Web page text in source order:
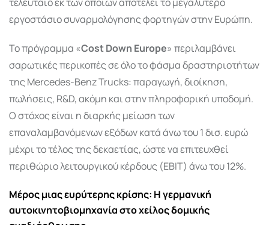
εργοστάσιο συναρμολόγησης φορτηγών στην Ευρώπη.
Το πρόγραμμα «Cost Down Europe» περιλαμβάνει
σαρωτικές περικοπές σε όλο το φάσμα δραστηριοτήτων
της Mercedes-Benz Trucks: παραγωγή, διοίκηση,
πωλήσεις, R&D, ακόμη και στην πληροφορική υποδομή.
Ο στόχος είναι η διαρκής μείωση των
επαναλαμβανόμενων εξόδων κατά άνω του 1 δισ. ευρώ
μέχρι το τέλος της δεκαετίας, ώστε να επιτευχθεί
περιθώριο λειτουργικού κέρδους (EBIT) άνω του 12%.
Μέρος μιας ευρύτερης κρίσης: Η γερμανική
αυτοκινητοβιομηχανία στο χείλος δομικής